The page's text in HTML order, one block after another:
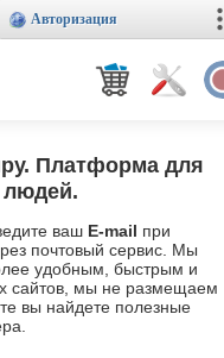
Авторизация
Платформа для
людей.
ваш E-mail при
почтовый сервис. Мы
удобным, быстрым и
сайтов, мы не размещаем
вы найдете полезные